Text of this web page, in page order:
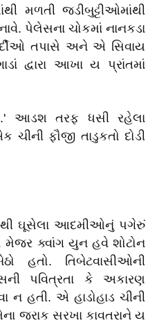
મળતી જડીબુટ્ટીઓમાંથી
પેલેસના ચોકમાં નાનકડા
તપાસે અને એ સિવાય
દ્વારા આખા ય પ્રાંતમાં
આડશ તરફ ધસી રહેલા
ફૌજી તાડુકતો દોડી
ઘૂસેલા આદમીઓનું પગેરું
મેજર ક્વાંગ યુન હવે શોટોન
હતો. તિબેટવાસીઓની
પવિત્રતા કે અકારણ
ન હતી. એ હાડોહાડ ચીની
જરાક સરખા કાવતરાને ય